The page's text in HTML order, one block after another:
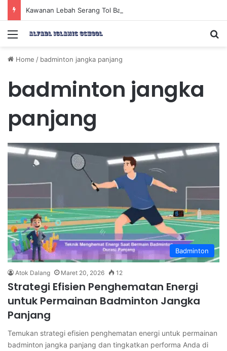
Menu
Home / badminton jangka panjang
badminton jangka
panjang
Badminton
Atok Dalang Maret 20, 2026 12
Strategi Efisien Penghematan Energi
untuk Permainan Badminton Jangka
Panjang
Temukan strategi efisien penghematan energi untuk permainan
badminton jangka panjang dan tingkatkan performa Anda di